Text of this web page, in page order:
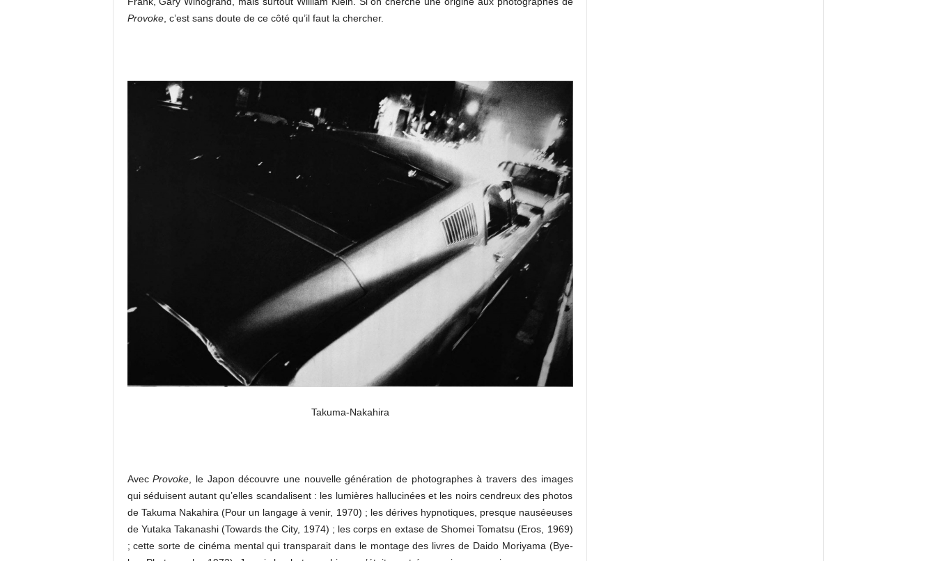
Provoke, c’est sans doute de ce côté qu’il faut la chercher.
Takuma-Nakahira
AvecProvoke , le Japon découvre une nouvelle génération de photographes à travers des images
qui séduisent autant qu’elles scandalisent : les lumières hallucinées et les noirs cendreux des photos
de Takuma Nakahira (Pour un langage à venir, 1970) ; les dérives hypnotiques, presque nauséeuses
de Yutaka Takanashi (Towards the City, 1974) ; les corps en extase de Shomei Tomatsu (Eros, 1969)
; cette sorte de cinéma mental qui transparait dans le montage des livres de Daido Moriyama (Bye-